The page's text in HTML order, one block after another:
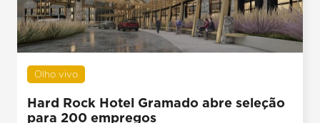
Olho vivo
Hard Rock Hotel Gramado abre seleção
para 200 empregos